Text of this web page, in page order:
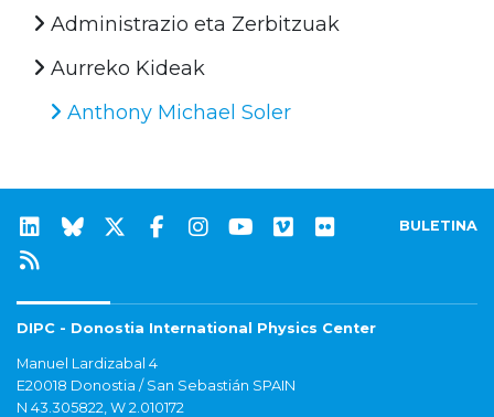
Administrazio eta Zerbitzuak
Aurreko Kideak
Anthony Michael Soler
BULETINA
DIPC - Donostia International Physics Center
Manuel Lardizabal 4
E20018 Donostia / San Sebastián SPAIN
N 43.305822, W 2.010172